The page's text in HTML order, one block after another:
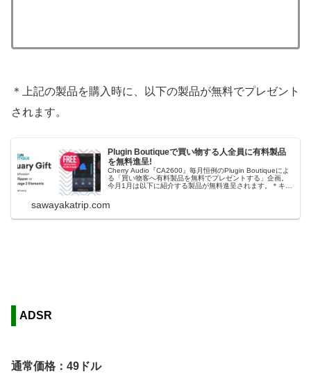
＊上記の製品を購入時に、以下の製品が無料でプレゼント
されます。
Plugin Boutiqueで買い物する人全員に有料製品
を無料進呈!
Cherry Audio『CA2600』毎月恒例のPlugin Boutiqueによ
る「買い物客へ有料製品を無料でプレゼントする」企画。
今月1月は以下に紹介する製品が無料進呈されます。＊キャ
sawayakatrip.com
ADSR
通常価格：49ドル